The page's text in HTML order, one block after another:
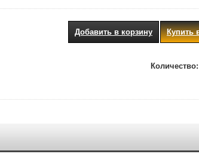
Купить
Добавить в корзину
Количество: